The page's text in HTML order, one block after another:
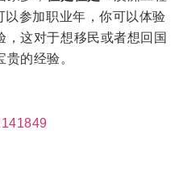
以参加职业年，你可以体验
这对于想移民或者想回国
的经验。